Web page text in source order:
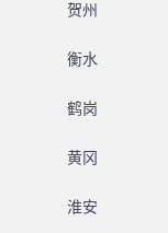
贺州
衡水
鹤岗
黄冈
淮安